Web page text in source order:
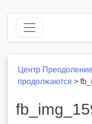
Центр Преодоление
продолжаются >